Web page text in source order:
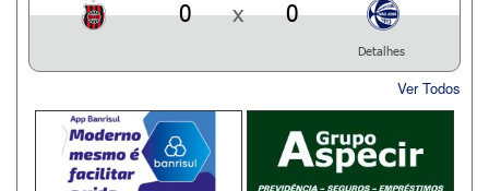
0 x 0
Detalhes
Ver Todos